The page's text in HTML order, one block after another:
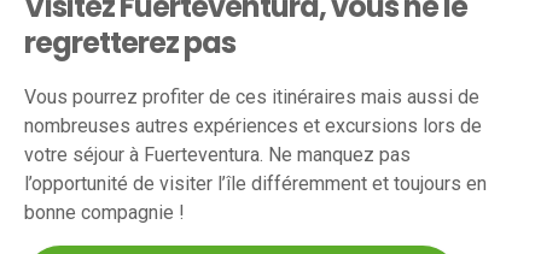
regretterez pas
Vous pourrez profiter de ces itinéraires mais aussi de
nombreuses autres expériences et excursions lors de
votre séjour à Fuerteventura. Ne manquez pas
l’opportunité de visiter l’île différemment et toujours en
bonne compagnie !